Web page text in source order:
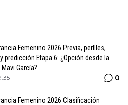
Femenino 2026 Previa, perfiles,
predicción Etapa 6: ¿Opción desde la
García?
0
Femenino 2026 Clasificación